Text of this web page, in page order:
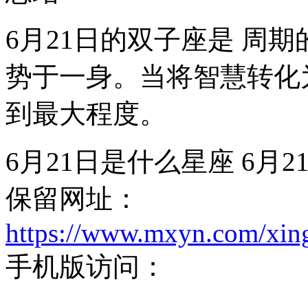
6月21日的双子座是 周
势于一身。当将智慧转
到最大程度。
6月21日是什么星座 6月
保留网址：
https://www.mxyn.com/
手机版访问：